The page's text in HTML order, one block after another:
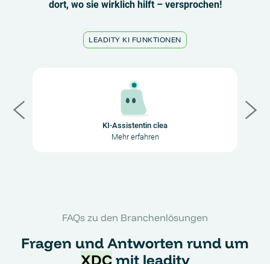
dort, wo sie wirklich hilft – versprochen!
LEADITY KI FUNKTIONEN
KI-Assistentin clea
Mehr erfahren
FAQs zu den Branchenlösungen
Fragen und Antworten rund um
XDCmit leadity